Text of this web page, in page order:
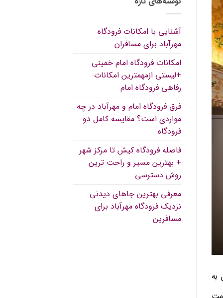
به
آشنایی با امکانات فرودگاه
مهرآباد برای مسافران
امکانات فرودگاه امام خمینی
+لیستی ازمهمترین امکانات
رفاهی فرودگاه امام
فرق فرودگاه امام و مهرآباد در چه
مواردی است؟ مقایسه کامل دو
فرودگاه
فاصله فرودگاه کیش تا مرکز شهر
+ بهترین مسیر و راحت ترین
روش دسترسی
معرفی بهترین جاهای دیدنی
نزدیک فرودگاه مهرآباد برای
مسافرین